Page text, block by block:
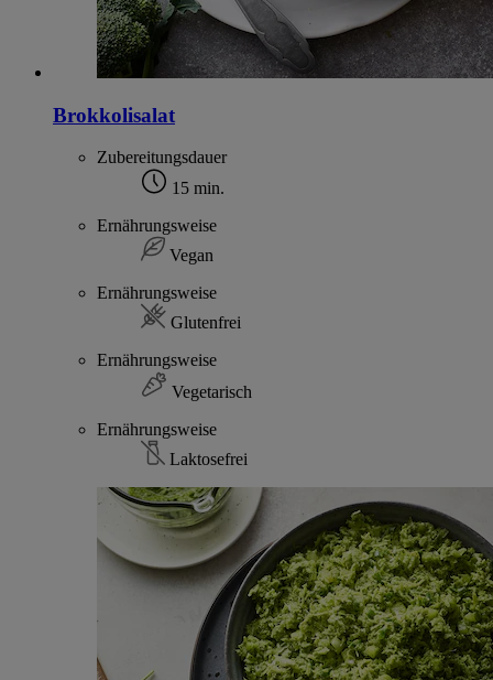
Brokkolisalat
Zubereitungsdauer
15 min.
Ernährungsweise
Vegan
Ernährungsweise
Glutenfrei
Ernährungsweise
Vegetarisch
Ernährungsweise
Laktosefrei